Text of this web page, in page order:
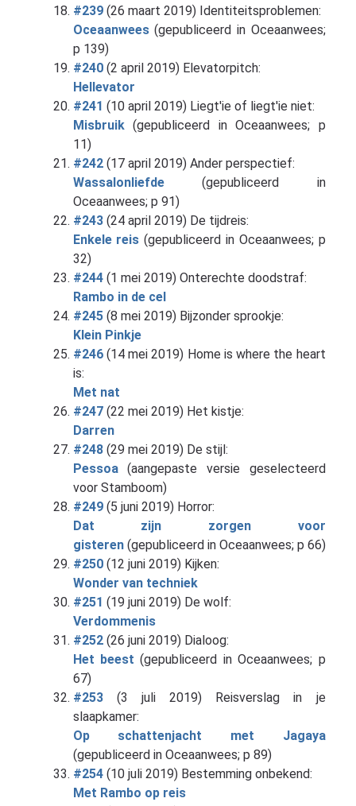
#239(26 maart 2019) Identiteitsproblemen:
Oceaanwees(gepubliceerd in Oceaanwees;
p 139)
#240(2 april 2019) Elevatorpitch:
Hellevator
#241 (10 april 2019) Liegt'ie of liegt'ie niet:
Misbruik(gepubliceerd in Oceaanwees; p
11)
#242(17 april 2019) Ander perspectief:
Wassalonliefde(gepubliceerd in
Oceaanwees; p 91)
#243(24 april 2019) De tijdreis:
Enkele reis (gepubliceerd in Oceaanwees; p
32)
#244(1 mei 2019) Onterechte doodstraf:
Rambo in de cel
#245(8 mei 2019) Bijzonder sprookje:
Klein Pinkje
#246(14 mei 2019) Home is where the heart
is:
Met nat
#247(22 mei 2019) Het kistje:
Darren
#248(29 mei 2019) De stijl:
Pessoa(aangepaste versie geselecteerd
voor Stamboom)
#249(5 juni 2019) Horror:
Dat zijn zorgen voor
gisteren(gepubliceerd in Oceaanwees; p 66)
#250(12 juni 2019) Kijken:
Wonder van techniek
#251 (19 juni 2019) De wolf:
Verdommenis
#252(26 juni 2019) Dialoog:
Het beest (gepubliceerd in Oceaanwees; p
67)
#253(3 juli 2019) Reisverslag in je
slaapkamer:
Op schattenjacht met Jagaya
(gepubliceerd in Oceaanwees; p 89)
#254(10 juli 2019) Bestemming onbekend:
Met Rambo op reis